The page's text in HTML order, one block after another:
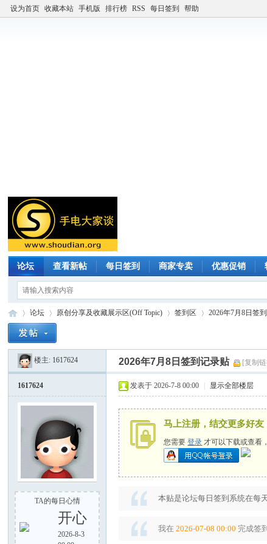
设为首页 收藏本站 手机版 排行榜 RSS 每日签到 帮助
论坛 查看新帖 每日签到 商家专卖 优惠促销
»
论坛
›
原创分享及收藏展示区(Off Topic)
›
签到区
›
2026年7月8日签
楼主: 1617624 2026年7月8日签到记录贴 [复制
1617624
TA的每日心情
开心
2026-8-3
发表于 2026-7-8 00:00 显示全部楼层
马上注册，结交更多好友
您需要登录 才可以下载或查看
本贴是论坛每日签到系统在每
我在 2026-07-08 00:00 完成签